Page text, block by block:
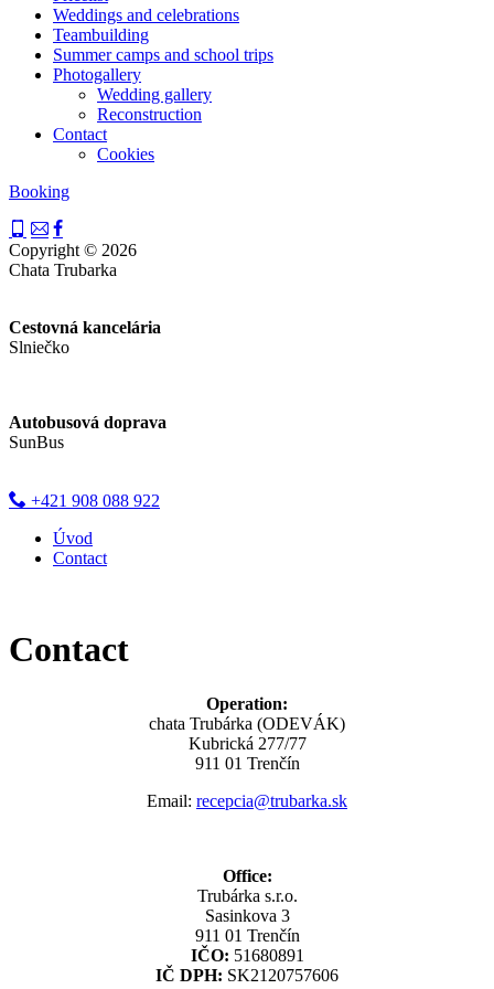
Weddings and celebrations
Teambuilding
Summer camps and school trips
Photogallery
Wedding gallery
Reconstruction
Contact
Cookies
Booking
Copyright © 2026
Chata Trubarka
Cestovná kancelária
Slniečko
Autobusová doprava
SunBus
+421 908 088 922
Úvod
Contact
Contact
Operation:
chata Trubárka (ODEVÁK)
Kubrická 277/77
911 01 Trenčín
Email: recepcia@trubarka.sk
Office:
Trubárka s.r.o.
Sasinkova 3
911 01 Trenčín
IČO: 51680891
IČ DPH: SK2120757606